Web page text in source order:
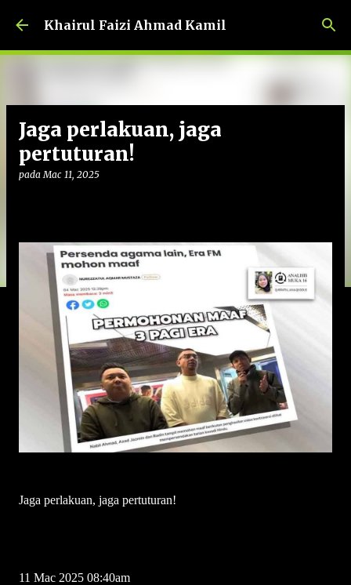
Langkau ke kandungan utama
Khairul Faizi Ahmad Kamil
Jaga perlakuan, jaga
pertuturan!
padaMac 11, 2025
Jaga perlakuan, jaga pertuturan!
11 Mac 2025 08:40am